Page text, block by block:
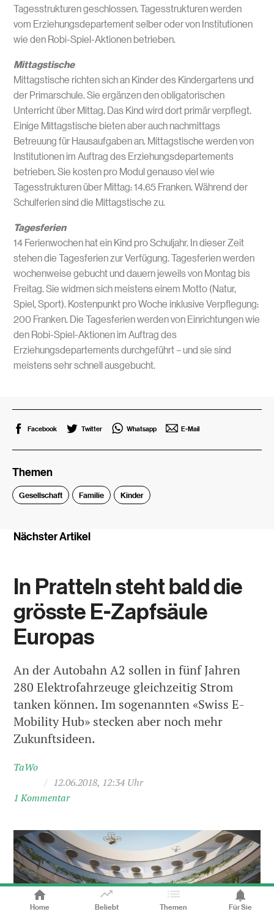
Tagesstrukturen geschlossen. Tagesstrukturen werden
vom Erziehungsdepartement selber oder von Institutionen
wie den Robi-Spiel-Aktionen betrieben.
Mittagstische
Mittagstische richten sich an Kinder des Kindergartens und
der Primarschule. Sie ergänzen den obligatorischen
Unterricht über Mittag. Das Kind wird dort primär verpflegt.
Einige Mittagstische bieten aber auch nachmittags
Betreuung für Hausaufgaben an. Mittagstische werden von
Institutionen im Auftrag des Erziehungsdepartements
betrieben. Sie kosten pro Modul genauso viel wie
Tagesstrukturen über Mittag: 14.65 Franken. Während der
Schulferien sind die Mittagstische zu.
Tagesferien
14 Ferienwochen hat ein Kind pro Schuljahr. In dieser Zeit
stehen die Tagesferien zur Verfügung. Tagesferien werden
wochenweise gebucht und dauern jeweils von Montag bis
Freitag. Sie widmen sich meistens einem Motto (Natur,
Spiel, Sport). Kostenpunkt pro Woche inklusive Verpflegung:
200 Franken. Die Tagesferien werden von Einrichtungen wie
den Robi-Spiel-Aktionen im Auftrag des
Erziehungsdepartements durchgeführt – und sie sind
meistens sehr schnell ausgebucht.
Facebook Twitter Whatsapp E-Mail
Themen
Gesellschaft Familie Kinder
Nächster Artikel
In Pratteln steht bald die
grösste E-Zapfsäule
Europas
An der Autobahn A2 sollen in fünf Jahren
280 Elektrofahrzeuge gleichzeitig Strom
tanken können. Im sogenannten «Swiss E-
Mobility Hub» stecken aber noch mehr
Zukunftsideen.
TaWo
/ 12.06.2018, 12:34 Uhr
1 Kommentar
Home Beliebt Themen Für Sie